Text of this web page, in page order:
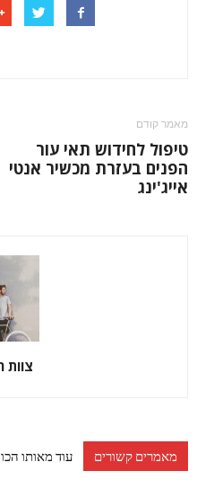
מאמר קודם
טיפול לחידוש תאי עור
הפנים בעזרת מכשיר אנטי
אייג'ינג
צוות
מאמרים קשורים עוד מאותו